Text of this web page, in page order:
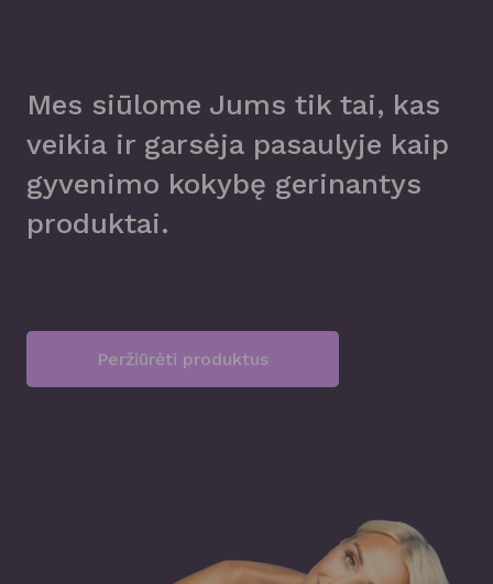
product
page
Mes siūlome Jums tik tai, kas
veikia ir garsėja pasaulyje kaip
gyvenimo kokybę gerinantys
produktai.
Peržiūrėti produktus